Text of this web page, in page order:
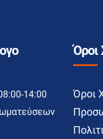
14:00
Όροι
Όροι